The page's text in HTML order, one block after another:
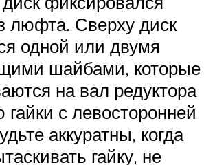
люфта. Сверху диск
одной или двумя
шайбами, которые
на вал редуктора
с левосторонней
аккуратны, когда
гайку, не